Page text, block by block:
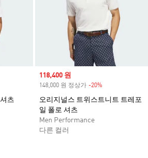
츠
Sale price
118,400 원
148,000 원 정상가 -20%
오리지널스 트위스트니트 트레포
일 폴로 셔츠
Men Performance
다른 컬러